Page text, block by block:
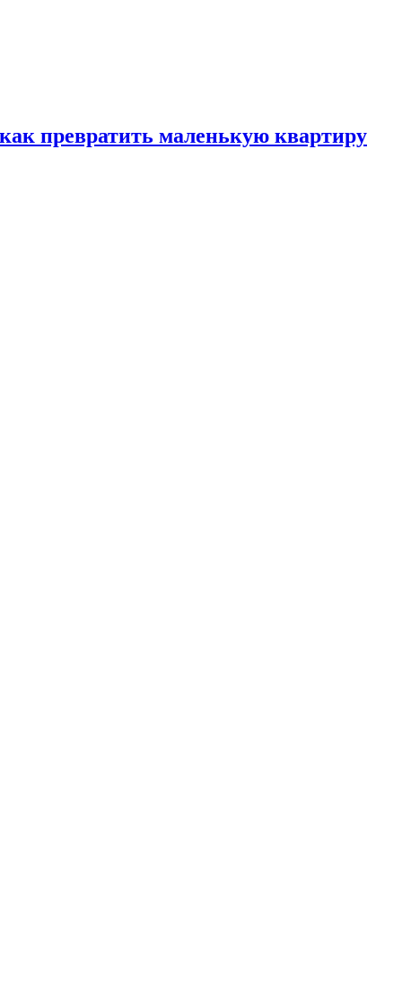
превратить маленькую квартиру